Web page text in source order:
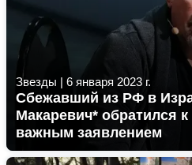
Звезды | 6 января 2023 г.
Сбежавший из РФ в
Макаревич* обратился
важным заявлением